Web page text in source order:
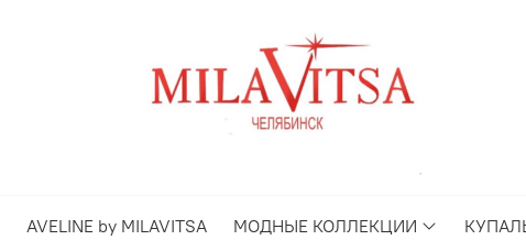
AVELINE by MILAVITSA МОДНЫЕ КОЛЛЕКЦИИ